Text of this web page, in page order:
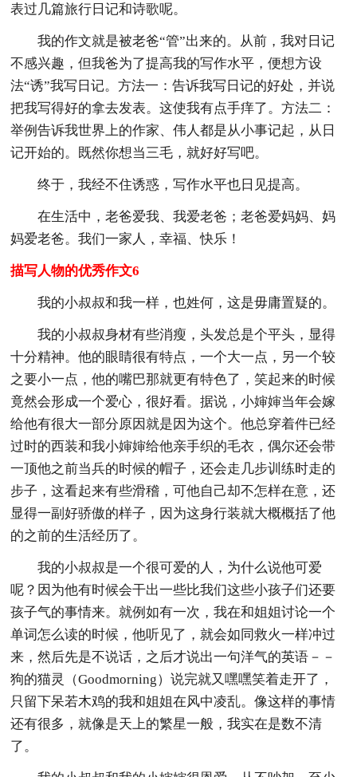
表过几篇旅行日记和诗歌呢。
我的作文就是被老爸“管”出来的。从前，我对日记
不感兴趣，但我爸为了提高我的写作水平，便想方设
法“诱”我写日记。方法一：告诉我写日记的好处，并说
把我写得好的拿去发表。这使我有点手痒了。方法二：
举例告诉我世界上的作家、伟人都是从小事记起，从日
记开始的。既然你想当三毛，就好好写吧。
终于，我经不住诱惑，写作水平也日见提高。
在生活中，老爸爱我、我爱老爸；老爸爱妈妈、妈
妈爱老爸。我们一家人，幸福、快乐！
描写人物的优秀作文6
我的小叔叔和我一样，也姓何，这是毋庸置疑的。
我的小叔叔身材有些消瘦，头发总是个平头，显得
十分精神。他的眼睛很有特点，一个大一点，另一个较
之要小一点，他的嘴巴那就更有特色了，笑起来的时候
竟然会形成一个爱心，很好看。据说，小婶婶当年会嫁
给他有很大一部分原因就是因为这个。他总穿着件已经
过时的西装和我小婶婶给他亲手织的毛衣，偶尔还会带
一顶他之前当兵的时候的帽子，还会走几步训练时走的
步子，这看起来有些滑稽，可他自己却不怎样在意，还
显得一副好骄傲的样子，因为这身行装就大概概括了他
的之前的生活经历了。
我的小叔叔是一个很可爱的人，为什么说他可爱
呢？因为他有时候会干出一些比我们这些小孩子们还要
孩子气的事情来。就例如有一次，我在和姐姐讨论一个
单词怎么读的时候，他听见了，就会如同救火一样冲过
来，然后先是不说话，之后才说出一句洋气的英语－－
狗的猫灵（Goodmorning）说完就又嘿嘿笑着走开了，
只留下呆若木鸡的我和姐姐在风中凌乱。像这样的事情
还有很多，就像是天上的繁星一般，我实在是数不清
了。